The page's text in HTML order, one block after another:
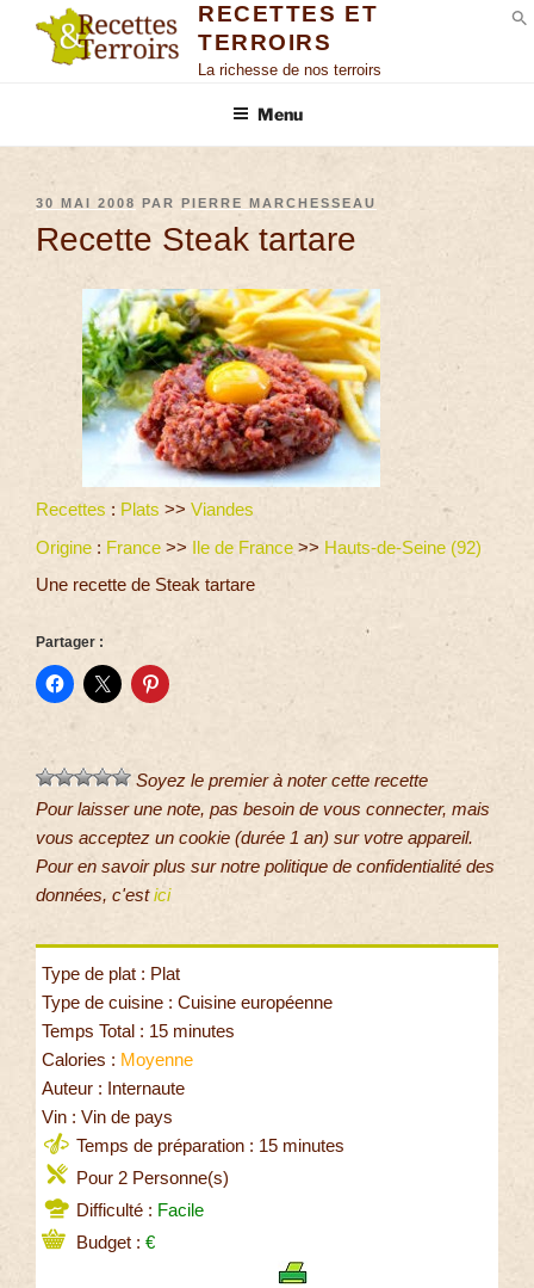
RECETTES ET
TERROIRS
La richesse de nos terroirs
Menu
30 MAI 2008 PAR PIERRE MARCHESSEAU
Recette Steak tartare
Recettes : Plats >> Viandes
Origine : France >> Ile de France >> Hauts-de-Seine (92)
Une recette de Steak tartare
Partager :
Soyez le premier à noter cette recette
Pour laisser une note, pas besoin de vous connecter, mais
vous acceptez un cookie (durée 1 an) sur votre appareil.
Pour en savoir plus sur notre politique de confidentialité des
données, c'estici
Type de plat : Plat
Type de cuisine : Cuisine européenne
Temps Total : 15 minutes
Calories : Moyenne
Auteur : Internaute
Vin : Vin de pays
Temps de préparation : 15 minutes
Pour 2 Personne(s)
Difficulté : Facile
Budget : €